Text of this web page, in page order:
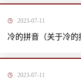
2023-07-11
冷的拼音（关于冷的
2023-07-11